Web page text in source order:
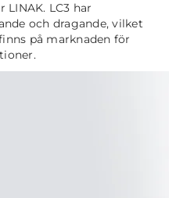
LC3 har
och dragande, vilket
på marknaden för